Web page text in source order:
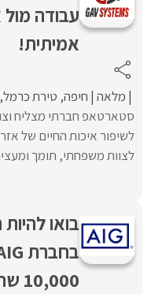
עבודה
אמיתית!
מלאה חיפה טירת כרמל
סטארטאפ חברתי מצליח
לשיפור איכות החיים של
לצוות משפחתי, תומך
בואו